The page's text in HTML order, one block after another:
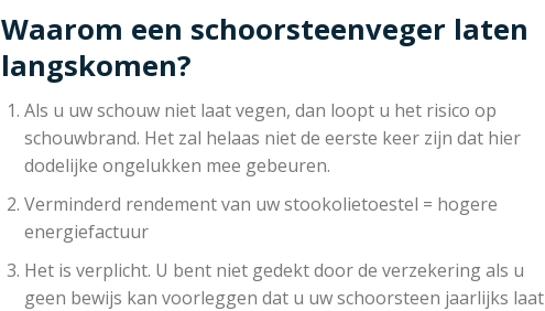
Waarom een schoorsteenveger laten
langskomen?
Als u uw schouw niet laat vegen, dan loopt u het risico op
schouwbrand. Het zal helaas niet de eerste keer zijn dat hier
dodelijke ongelukken mee gebeuren.
Verminderd rendement van uw stookolietoestel = hogere
energiefactuur
Het is verplicht. U bent niet gedekt door de verzekering als u
geen bewijs kan voorleggen dat u uw schoorsteen jaarlijks laat